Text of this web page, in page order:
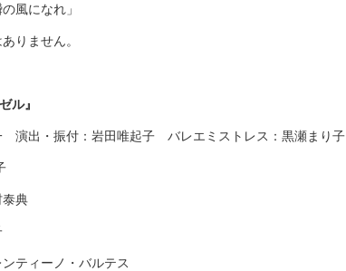
風になれ」
りません。
ル』
演出・振付：岩田唯起子 バレエミストレス：黒瀬まり子
泰典
ティーノ・バルテス